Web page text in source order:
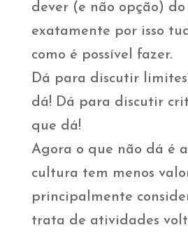
dever (e não opção) do
exatamente por isso
como é possível fazer.
Dá para discutir
dá! Dá para discutir
que dá!
Agora o que não dá é
cultura tem menos
principalmente
trata de atividades